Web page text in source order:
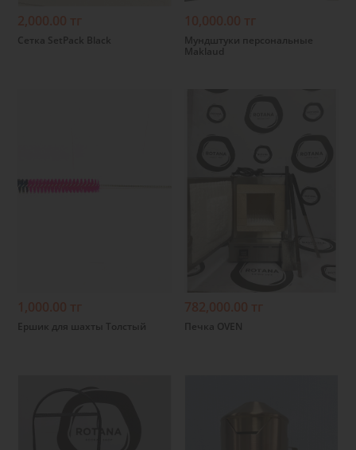
2,000.00 тг
Сетка SetPack Black
10,000.00 тг
Мундштуки персональные
Maklaud
1,000.00 тг
Ершик для шахты Толстый
782,000.00 тг
Печка OVEN